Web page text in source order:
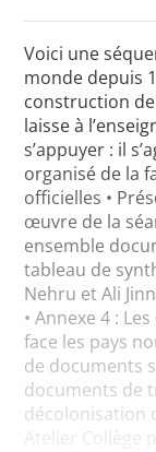
Voici une
monde depuis
construction
laisse à
s’appuyer : il
organisé de la
officielles •
œuvre de la
ensemble
tableau de
Nehru et Ali
• Annexe 4 :
face les pays
de documents
documents de
décolonisation
Atelier Collège